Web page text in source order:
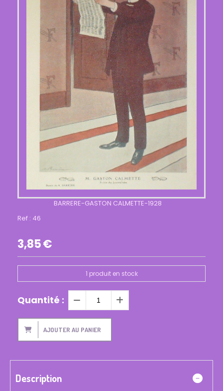
BARRERE-GASTON CALMETTE-1928
Ref : 46
3,85€
1 produit en stock
Quantité :
AJOUTER AU PANIER
Description